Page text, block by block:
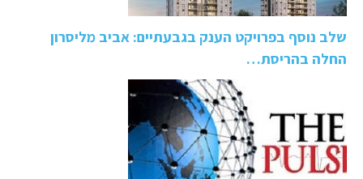
שלב נוסף בפרויקט הענק בגבעתיים: אביב מליסרון
החלה בהריסת…